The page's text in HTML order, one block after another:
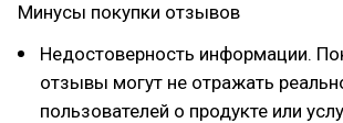
Минусы покупки отзывов
Недостоверность информации.
отзывы могут не отражать
пользователей о продукте или